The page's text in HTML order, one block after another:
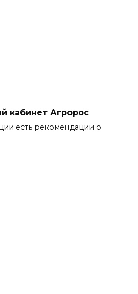
кабинет Агророс
есть рекомендации о